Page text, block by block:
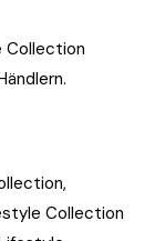
Collection
Collection